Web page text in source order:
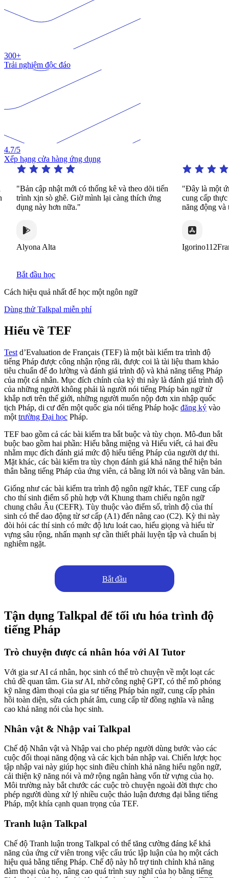
300+
Trải nghiệm độc đáo
4.7/5
Xếp hạng cửa hàng ứng dụng
"Bản cập nhật mới có thống kê và theo dõi tiến
trình xịn sò ghê. Giờ mình lại càng thích ứng
dụng này hơn nữa."
Alyona Alta
"Đây là một ứng
cung cấp thực
năng động và thú
Igorino112France
Bắt đầu học
Cách hiệu quả nhất để học một ngôn ngữ
Dùng thử Talkpal miễn phí
Hiểu về TEF
Test d’Evaluation de Français (TEF) là một bài kiểm tra trình độ
tiếng Pháp được công nhận rộng rãi, được coi là tài liệu tham khảo
tiêu chuẩn để đo lường và đánh giá trình độ và khả năng tiếng Pháp
của một cá nhân. Mục đích chính của kỳ thi này là đánh giá trình độ
của những người không phải là người nói tiếng Pháp bản ngữ từ
khắp nơi trên thế giới, những người muốn nộp đơn xin nhập quốc
tịch Pháp, di cư đến một quốc gia nói tiếng Pháp hoặc đăng ký vào
một trường Đại học Pháp.
TEF bao gồm cả các bài kiểm tra bắt buộc và tùy chọn. Mô-đun bắt
buộc bao gồm hai phần: Hiểu bằng miệng và Hiểu viết, cả hai đều
nhằm mục đích đánh giá mức độ hiểu tiếng Pháp của người dự thi.
Mặt khác, các bài kiểm tra tùy chọn đánh giá khả năng thể hiện bản
thân bằng tiếng Pháp của ứng viên, cả bằng lời nói và bằng văn bản.
Giống như các bài kiểm tra trình độ ngôn ngữ khác, TEF cung cấp
cho thí sinh điểm số phù hợp với Khung tham chiếu ngôn ngữ
chung châu Âu (CEFR). Tùy thuộc vào điểm số, trình độ của thí
sinh có thể dao động từ sơ cấp (A1) đến nâng cao (C2). Kỳ thi này
đòi hỏi các thí sinh có mức độ lưu loát cao, hiểu giọng và hiểu từ
vựng sâu rộng, nhấn mạnh sự cần thiết phải luyện tập và chuẩn bị
nghiêm ngặt.
Bắt đầu
Tận dụng Talkpal để tối ưu hóa trình độ
tiếng Pháp
Trò chuyện được cá nhân hóa với AI Tutor
Với gia sư AI cá nhân, học sinh có thể trò chuyện về một loạt các
chủ đề quan tâm. Gia sư AI, nhờ công nghệ GPT, có thể mô phỏng
kỹ năng đàm thoại của gia sư tiếng Pháp bản ngữ, cung cấp phản
hồi toàn diện, sửa cách phát âm, cung cấp từ đồng nghĩa và nâng
cao khả năng nói của học sinh.
Nhân vật & Nhập vai Talkpal
Chế độ Nhân vật và Nhập vai cho phép người dùng bước vào các
cuộc đối thoại năng động và các kịch bản nhập vai. Chiến lược học
tập nhập vai này giúp học sinh điều chỉnh khả năng hiểu ngôn ngữ,
cải thiện kỹ năng nói và mở rộng ngân hàng vốn từ vựng của họ.
Môi trường này bắt chước các cuộc trò chuyện ngoài đời thực cho
phép người dùng xử lý nhiều cuộc thảo luận đương đại bằng tiếng
Pháp, một khía cạnh quan trọng của TEF.
Tranh luận Talkpal
Chế độ Tranh luận trong Talkpal có thể tăng cường đáng kể khả
năng của ứng cử viên trong việc cấu trúc lập luận của họ một cách
hiệu quả bằng tiếng Pháp. Chế độ này hỗ trợ tinh chỉnh khả năng
đàm thoại của họ, nâng cao quá trình suy nghĩ của họ bằng tiếng